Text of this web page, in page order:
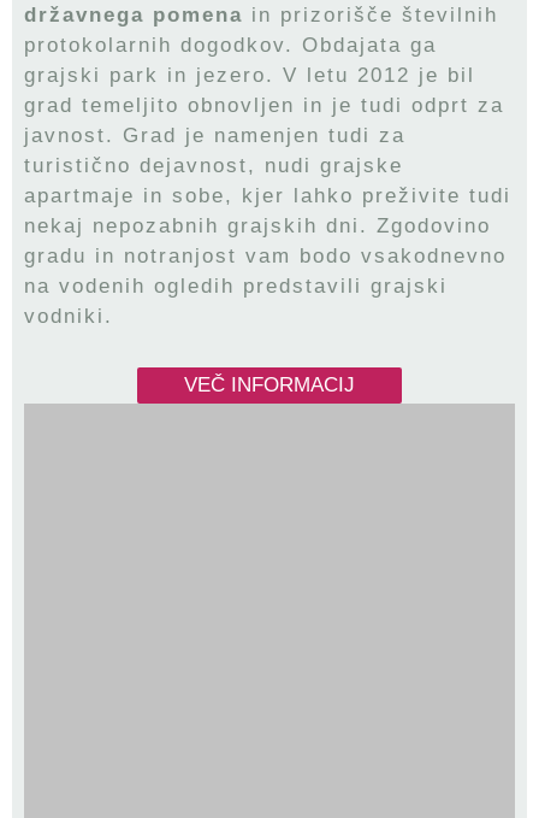
državnega pomena in prizorišče številnih
protokolarnih dogodkov. Obdajata ga
grajski park in jezero. V letu 2012 je bil
grad temeljito obnovljen in je tudi odprt za
javnost. Grad je namenjen tudi za
turistično dejavnost, nudi grajske
apartmaje in sobe, kjer lahko preživite tudi
nekaj nepozabnih grajskih dni. Zgodovino
gradu in notranjost vam bodo vsakodnevno
na vodenih ogledih predstavili grajski
vodniki.
VEČ INFORMACIJ